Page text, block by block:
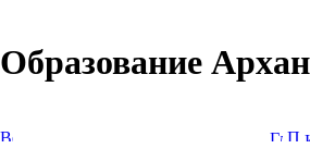
Образование